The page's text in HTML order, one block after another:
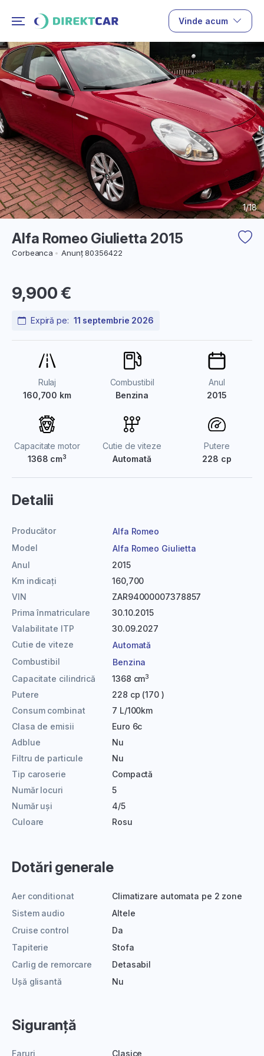
Vinde acum
Alfa Romeo Giulietta 2015
Corbeanca Anunț 80356422
1/18
9,900 €
Expiră pe: 11 septembrie 2026
Rulaj
160,700 km
Combustibil
Benzina
Anul
2015
Capacitate motor
1368 cm3
Cutie de viteze
Automată
Putere
228 cp
Detalii
Producător
Alfa Romeo
Model
Alfa Romeo Giulietta
Anul
2015
Km indicați
160,700
VIN
ZAR94000007378857
Prima înmatriculare
30.10.2015
Valabilitate ITP
30.09.2027
Cutie de viteze
Automată
Combustibil
Benzina
Capacitate cilindrică
1368 cm3
Putere
228 cp (170 )
Consum combinat
7 L/100km
Clasa de emisii
Euro 6c
Adblue
Nu
Filtru de particule
Nu
Tip caroserie
Compactă
Număr locuri
5
Număr uși
4/5
Culoare
Rosu
Dotări generale
Aer conditionat
Climatizare automata pe 2 zone
Sistem audio
Altele
Cruise control
Da
Tapiterie
Stofa
Carlig de remorcare
Detasabil
Ușă glisantă
Nu
Siguranță
Faruri Clasice